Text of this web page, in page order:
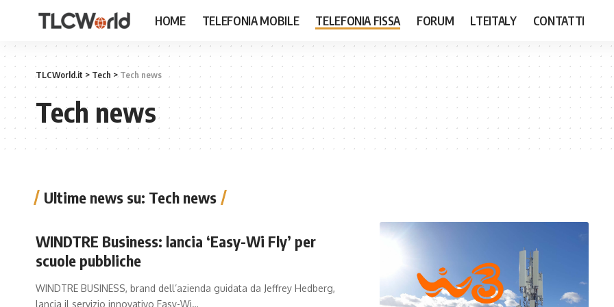
HOME TELEFONIA MOBILE TELEFONIA FISSA FORUM LTEITALY CONTATTI
TLCWorld.it > Tech >Tech news
Tech news
Ultime news su: Tech news
WINDTRE Business: lancia ‘Easy-Wi Fly’ per
scuole pubbliche
WINDTRE BUSINESS, brand dell’azienda guidata da Jeffrey Hedberg,
lancia il servizio innovativo Easy-Wi…